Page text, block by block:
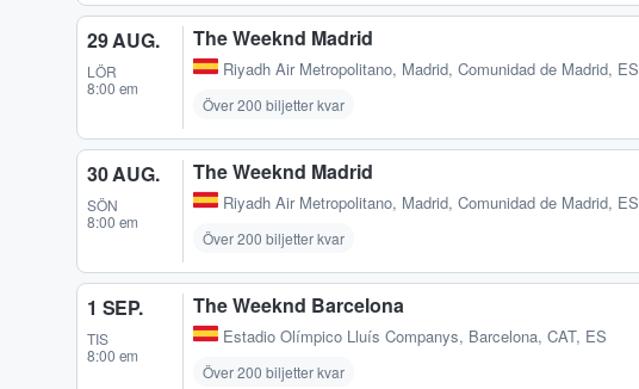
29 AUG.
LÖR
8:00 em
The Weeknd Madrid
Riyadh Air Metropolitano, Madrid, Comunidad de Madrid, ES
Över 200 biljetter kvar
30 AUG.
SÖN
8:00 em
The Weeknd Madrid
Riyadh Air Metropolitano, Madrid, Comunidad de Madrid, ES
Över 200 biljetter kvar
1 SEP.
TIS
8:00 em
The Weeknd Barcelona
Estadio Olímpico Lluís Companys, Barcelona, CAT, ES
Över 200 biljetter kvar